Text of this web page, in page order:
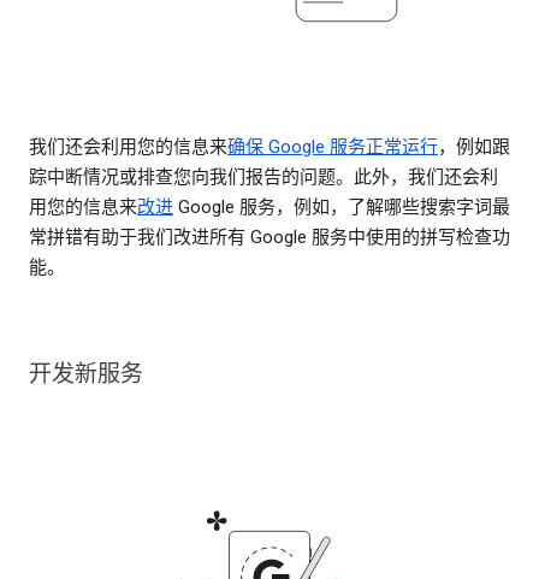
我们还会利用您的信息来确保 Google 服务正常运行，例如跟
踪中断情况或排查您向我们报告的问题。此外，我们还会利
用您的信息来改进 Google 服务，例如，了解哪些搜索字词最
常拼错有助于我们改进所有 Google 服务中使用的拼写检查功
能。
开发新服务